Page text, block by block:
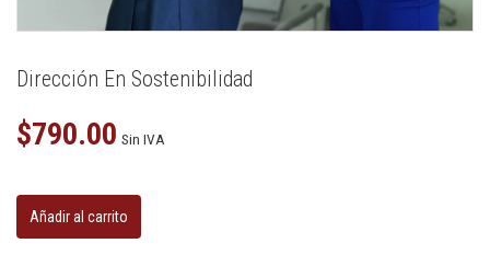
Dirección En Sostenibilidad
$790.00 Sin IVA
en
sostenibilidad
cantidad
Añadir al carrito